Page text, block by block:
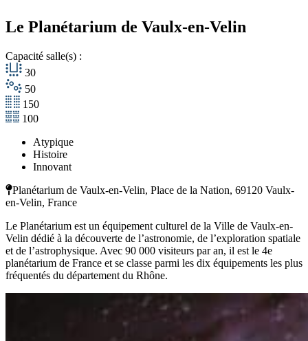
Le Planétarium de Vaulx-en-Velin
Capacité salle(s) :
30
50
150
100
Atypique
Histoire
Innovant
Planétarium de Vaulx-en-Velin, Place de la Nation, 69120 Vaulx-
en-Velin, France
Le Planétarium est un équipement culturel de la Ville de Vaulx-en-
Velin dédié à la découverte de l’astronomie, de l’exploration spatiale
et de l’astrophysique. Avec 90 000 visiteurs par an, il est le 4e
planétarium de France et se classe parmi les dix équipements les plus
fréquentés du département du Rhône.